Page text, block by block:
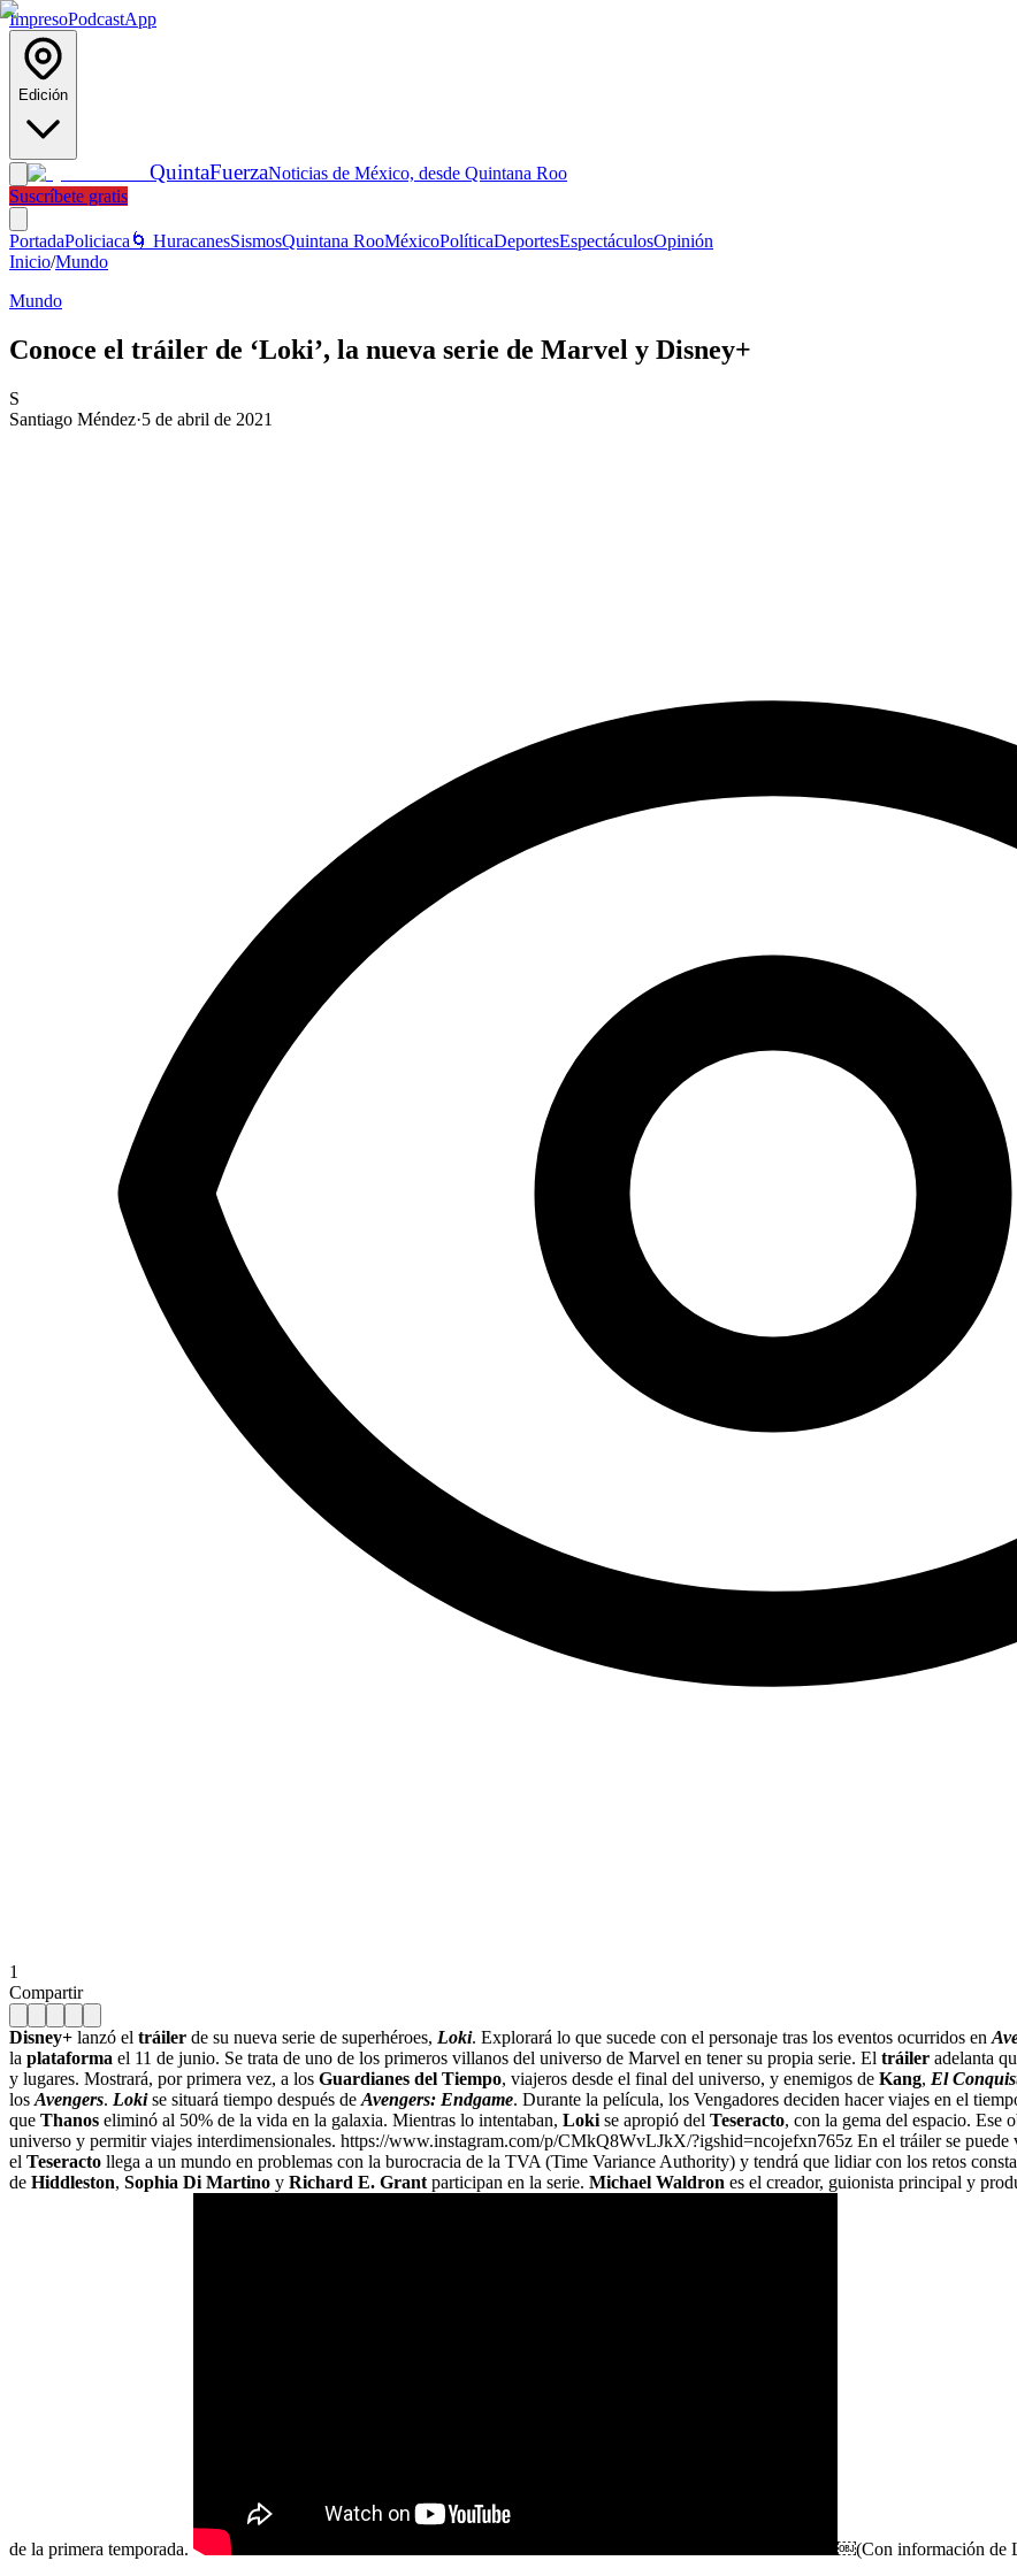
ImpresoPodcastApp
Edición
QuintaFuerzaNoticias de México, desde Quintana Roo
Suscríbete gratis
PortadaPoliciaca 🌀 HuracanesSismosQuintana RooMéxicoPolíticaDeportesEspectáculosOpinión
Inicio/Mundo
Mundo
Conoce el tráiler de ‘Loki’, la nueva serie de Marvel y Disney+
S
Santiago Méndez·5 de abril de 2021
1
Compartir
Disney+ lanzó el tráiler de su nueva serie de superhéroes, Loki. Explorará lo que sucede con el personaje tras los eventos ocurridos en
la plataforma el 11 de junio. Se trata de uno de los primeros villanos del universo de Marvel en tener su propia serie. El tráiler adelanta
y lugares. Mostrará, por primera vez, a los Guardianes del Tiempo, viajeros desde el final del universo, y enemigos de Kang, El
los Avengers. Lokise situará tiempo después de Avengers: Endgame. Durante la película, los Vengadores deciden hacer viajes en el
que Thanos eliminó al 50% de la vida en la galaxia. Mientras lo intentaban, Loki se apropió del Teseracto, con la gema del espacio. Ese
universo y permitir viajes interdimensionales. https://www.instagram.com/p/CMkQ8WvLJkX/?igshid=ncojefxn765z En el tráiler se puede
el Teseracto llega a un mundo en problemas con la burocracia de la TVA (Time Variance Authority) y tendrá que lidiar con los retos
de Hiddleston, Sophia Di Martino y Richard E. Grant participan en la serie. Michael Waldron es el creador, guionista principal y
de la primera temporada. ￼(Con información